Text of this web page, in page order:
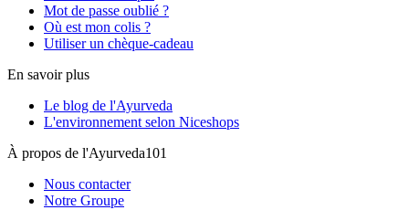
Mot de passe oublié ?
Où est mon colis ?
Utiliser un chèque-cadeau
En savoir plus
Le blog de l'Ayurveda
L'environnement selon Niceshops
À propos de l'Ayurveda101
Nous contacter
Notre Groupe